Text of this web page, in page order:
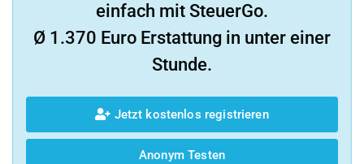
einfach mit SteuerGo.
Ø 1.370 Euro Erstattung in unter einer
Stunde.
Jetzt kostenlos registrieren
Anonym Testen